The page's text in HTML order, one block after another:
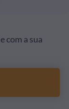
com a sua